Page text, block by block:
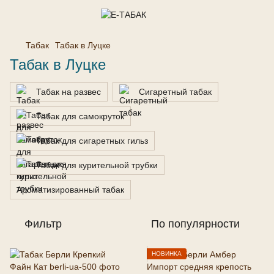
Табак Табак в Луцке
Табак в Луцке
Табак на развес Сигаретный табак
Табак для самокруток
Табак для сигаретных гильз
Табак для курительной трубки
Ароматизированный табак
Фильтр По популярности
НОВИНКА